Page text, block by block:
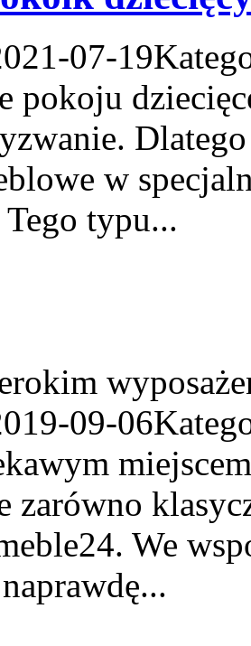
07-19
pokoju
w
typu...
09-06
zarówno
We